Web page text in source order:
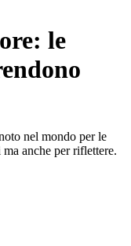
le
nel mondo per le
anche per riflettere.